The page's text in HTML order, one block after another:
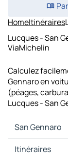
HomeItinéraires
Lucques - San
ViaMichelin
Calculez
Gennaro en
(péages,
Lucques - San
San Gennaro
San Gennaro
Itinéraires